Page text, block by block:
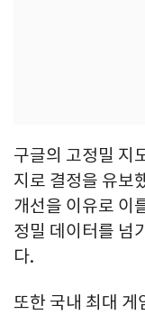
구글의 고정밀 지
지로 결정을 유보
개선을 이유로 이
정밀 데이터를 넘
다.
또한 국내 최대